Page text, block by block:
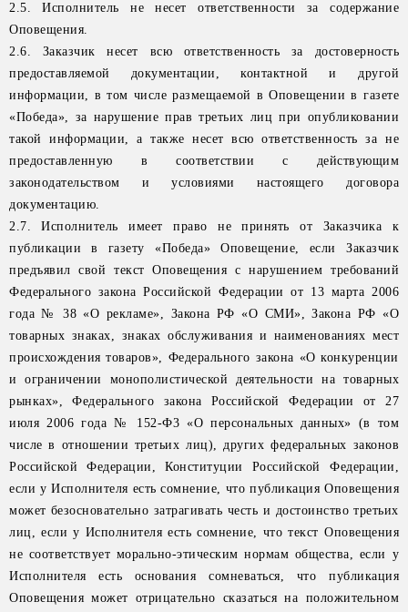
2.5. Исполнитель не несет ответственности за содержание
Оповещения.
2.6. Заказчик несет всю ответственность за достоверность
предоставляемой документации, контактной и другой
информации, в том числе размещаемой в Оповещении в газете
«Победа», за нарушение прав третьих лиц при опубликовании
такой информации, а также несет всю ответственность за не
предоставленную в соответствии с действующим
законодательством и условиями настоящего договора
документацию.
2.7. Исполнитель имеет право не принять от Заказчика к
публикации в газету «Победа» Оповещение, если Заказчик
предъявил свой текст Оповещения с нарушением требований
Федерального закона Российской Федерации от 13 марта 2006
года № 38 «О рекламе», Закона РФ «О СМИ», Закона РФ «О
товарных знаках, знаках обслуживания и наименованиях мест
происхождения товаров», Федерального закона «О конкуренции
и ограничении монополистической деятельности на товарных
рынках», Федерального закона Российской Федерации от 27
июля 2006 года № 152-Ф3 «О персональных данных» (в том
числе в отношении третьих лиц), других федеральных законов
Российской Федерации, Конституции Российской Федерации,
если у Исполнителя есть сомнение, что публикация Оповещения
может безосновательно затрагивать честь и достоинство третьих
лиц, если у Исполнителя есть сомнение, что текст Оповещения
не соответствует морально-этическим нормам общества, если у
Исполнителя есть основания сомневаться, что публикация
Оповещения может отрицательно сказаться на положительном